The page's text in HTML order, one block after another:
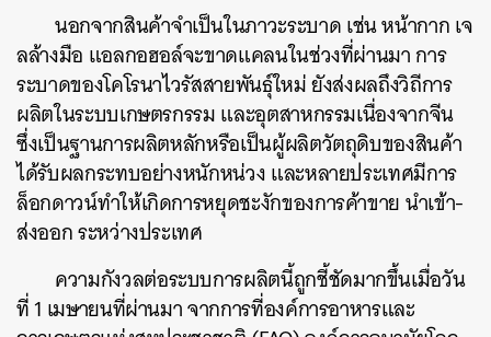
นอกจากสินค้าจำเป็นในภาวะระบาด เช่น หน้ากาก เจ
ลล้างมือ แอลกอฮอล์จะขาดแคลนในช่วงที่ผ่านมา การ
ระบาดของโคโรนาไวรัสสายพันธุ์ใหม่ ยังส่งผลถึงวิถีการ
ผลิตในระบบเกษตรกรรม และอุตสาหกรรมเนื่องจากจีน
ซึ่งเป็นฐานการผลิตหลักหรือเป็นผู้ผลิตวัตถุดิบของสินค้า
ได้รับผลกระทบอย่างหนักหน่วง และหลายประเทศมีการ
ล็อกดาวน์ทำให้เกิดการหยุดชะงักของการค้าขาย นำเข้า-
ส่งออก ระหว่างประเทศ
ความกังวลต่อระบบการผลิตนี้ถูกชี้ชัดมากขึ้นเมื่อวัน
ที่ 1 เมษายนที่ผ่านมา จากการที่องค์การอาหารและ